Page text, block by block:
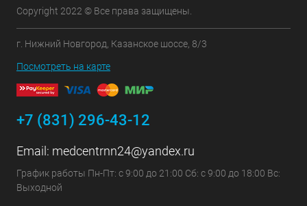
Copyright 2022 © Все права защищены.
г. Нижний Новгород, Казанское шоссе, 8/3
Посмотреть на карте
+7 (831) 296-43-12
Email: medcentrnn24@yandex.ru
График работы Пн-Пт: с 9:00 до 21:00 Сб: с 9:00 до 18:00 Вс:
Выходной